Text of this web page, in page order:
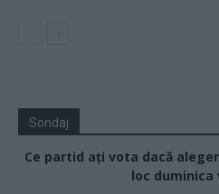
Sondaj
Ce partid ați vota dacă
loc duminica